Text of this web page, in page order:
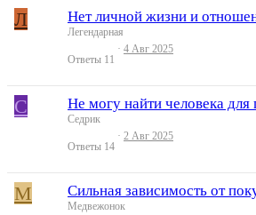
Л Нет личной жизни и
Легендарная
Ответы 11
4 Авг 2025
С Не могу найти человека
Седрик
Ответы 14
2 Авг 2025
М Сильная зависимость от
Медвежонок